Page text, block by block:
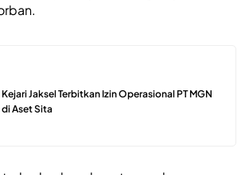
Kejari Jaksel Terbitkan Izin Operasional PT MGN
di Aset Sita